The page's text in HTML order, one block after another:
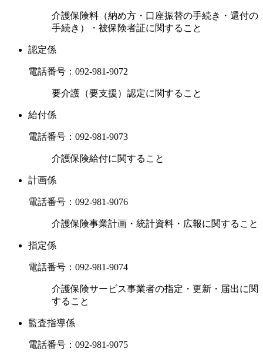
介護保険料（納め方・口座振替の手続き・還付の
手続き）・被保険者証に関すること
認定係
電話番号： 092-981-9072
要介護（要支援）認定に関すること
給付係
電話番号： 092-981-9073
介護保険給付に関すること
計画係
電話番号： 092-981-9076
介護保険事業計画・統計資料・広報に関すること
指定係
電話番号： 092-981-9074
介護保険サービス事業者の指定・更新・届出に関
すること
監査指導係
電話番号： 092-981-9075